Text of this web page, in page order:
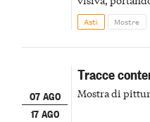
della scena le
Asti Mostre
07 AGO
17 AGO
Tracce
Mostra di